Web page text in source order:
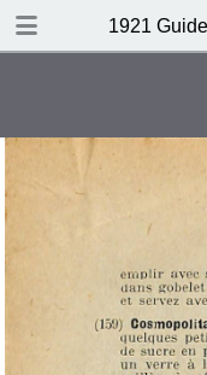
1921
DOWNLOAD